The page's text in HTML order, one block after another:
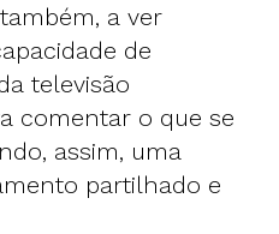
a ver
de
televisão
comentar o que se
assim, uma
partilhado e